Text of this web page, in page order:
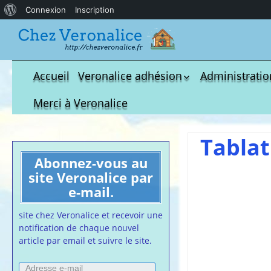
Accueil
Veronalice adhésion
Qui est-elle ?
Adhésion demandes
S.M.I.C et
Convention
Collective
Merci à Veronalice
Abonnez-vous au
site Veronalice par
e-mail.
site chez Veronalice et recevoir une
notification de chaque nouvel
article par email et suivre le site.
Adresse
propos
Connexion Inscription